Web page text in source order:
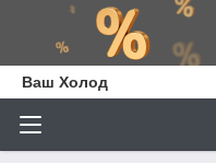
Ваш Холод